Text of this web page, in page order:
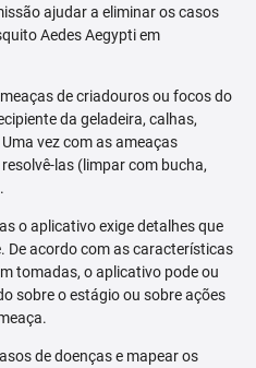
ajudar a eliminar os casos
Aedes Aegypti em
de criadouros ou focos do
da geladeira, calhas,
vez com as ameaças
las (limpar com bucha,
o aplicativo exige detalhes que
De acordo com as características
tomadas, o aplicativo pode ou
sobre o estágio ou sobre ações
de doenças e mapear os